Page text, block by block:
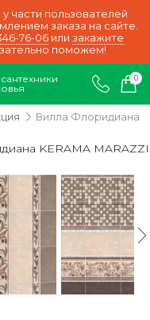
части пользователей
заказа на сайте.
76-06 или закажите
поможем!
0
Вилла Флоридиана
KERAMA MARAZZI